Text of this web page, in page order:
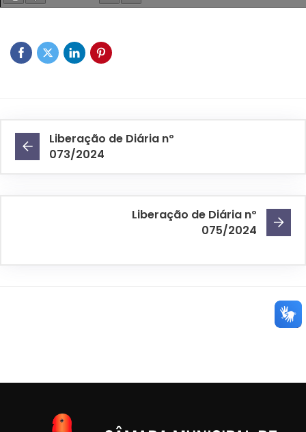
Liberação de Diária nº
073/2024
Liberação de Diária nº
075/2024